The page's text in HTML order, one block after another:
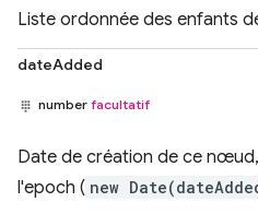
Liste ordonnée des enfants
dateAdded
number facultatif
Date de création de ce
l'epoch ( new